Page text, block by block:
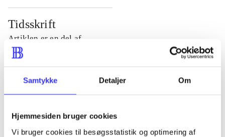
Samtykke Detaljer Om
Hjemmesiden bruger cookies
Vi bruger cookies til besøgsstatistik og optimering af
Tidsskrift
Artiklen er en del af
Tidsskrift
Artiklerne i handler ofte om